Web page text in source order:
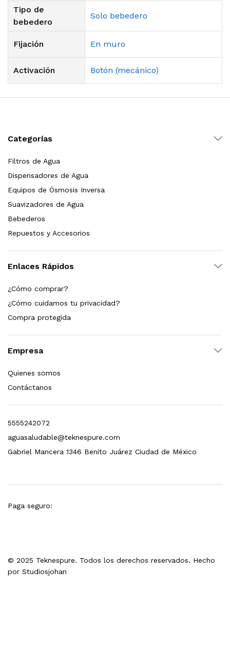
Tipo de
bebedero
Solo bebedero
Fijación En muro
Activación Botón (mecánico)
Categorías
Filtros de Agua
Dispensadores de Agua
Equipos de Ósmosis Inversa
Suavizadores de Agua
Bebederos
Repuestos y Accesorios
Enlaces Rápidos
¿Cómo comprar?
¿Cómo cuidamos tu privacidad?
Compra protegida
Empresa
Quienes somos
Contáctanos
5555242072
aguasaludable@teknespure.com
Gabriel Mancera 1346 Benito Juárez Ciudad de México
© 2025 Teknespure. Todos los derechos reservados. Hecho
por Studiosjohan
Paga seguro: